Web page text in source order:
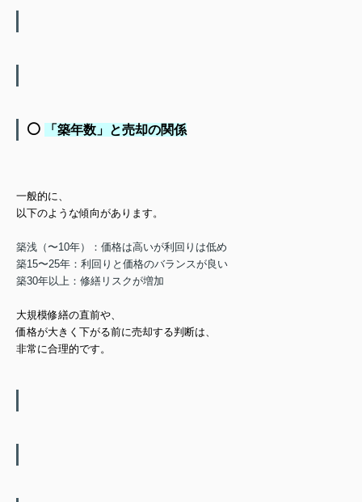
⚪️ 「築年数」と売却の関係
一般的に、
以下のような傾向があります。
築浅（〜10年）：価格は高いが利回りは低め
築15〜25年：利回りと価格のバランスが良い
築30年以上：修繕リスクが増加
大規模修繕の直前や、
価格が大きく下がる前に売却する判断は、
非常に合理的です。